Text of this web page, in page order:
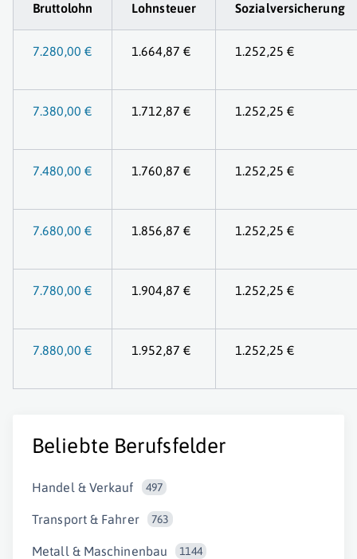
Bruttolohn Lohnsteuer Sozialversicherung
7.280,00 € 1.664,87 € 1.252,25 €
7.380,00 € 1.712,87 € 1.252,25 €
7.480,00 € 1.760,87 € 1.252,25 €
7.680,00 € 1.856,87 € 1.252,25 €
7.780,00 € 1.904,87 € 1.252,25 €
7.880,00 € 1.952,87 € 1.252,25 €
Beliebte Berufsfelder
Handel & Verkauf 497
Transport & Fahrer 763
Metall & Maschinenbau 1144